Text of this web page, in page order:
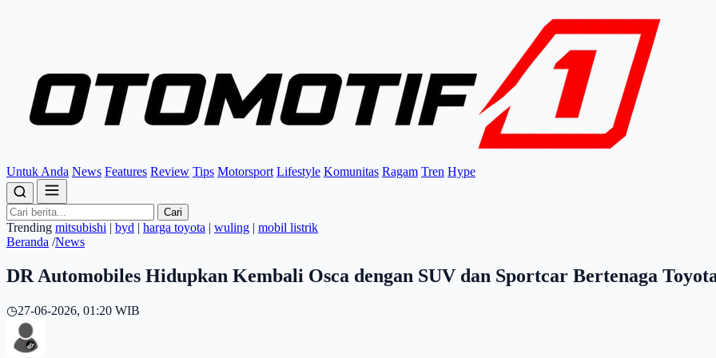
Untuk Anda News Features Review Tips Motorsport Lifestyle Komunitas Ragam Tren Hype
Cari
Trending mitsubishi | byd | harga toyota | wuling | mobil listrik
Beranda /News
DR Automobiles Hidupkan Kembali Osca dengan SUV dan Sportcar Bertenaga
◷27-06-2026, 01:20 WIB